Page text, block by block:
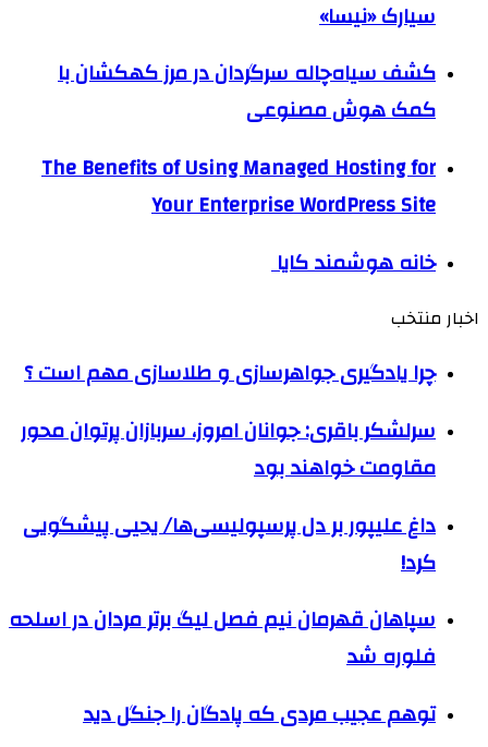
سیارک «نیسا»
کشف سیاه‌چاله سرگردان در مرز کهکشان با
کمک هوش مصنوعی
The Benefits of Using Managed Hosting for
Your Enterprise WordPress Site
خانه هوشمند کایا
اخبار منتخب
چرا یادگیری جواهرسازی و طلاسازی مهم است ؟
سرلشکر باقری: جوانان امروز، سربازان پرتوان محور
مقاومت خواهند بود
داغ علیپور بر دل پرسپولیسی‌ها/ یحیی پیشگویی
کرد!
سپاهان قهرمان نیم فصل لیگ برتر مردان در اسلحه
فلوره شد
توهم عجیب مردی که پادگان را جنگل دید